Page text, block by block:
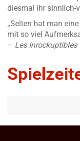
diesmal ihr sinnlich-
„Selten hat man
mit so viel
– Les Inrockuptibles